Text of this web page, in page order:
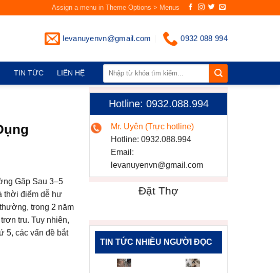
Assign a menu in Theme Options > Menus
levanuyenvn@gmail.com 0932 088 994
TIN TỨC LIÊN HỆ
Gặp Sau 3–5
thời điểm dễ hư
trong 2 năm
tru. Tuy nhiên,
5, các vấn đề bắt
Hotline: 0932.088.994
Mr. Uyên (Trực hotline)
Hotline: 0932.088.994
Email:
levanuyenvn@gmail.com
Đặt Thợ
TIN TỨC NHIỀU NGƯỜI ĐỌC